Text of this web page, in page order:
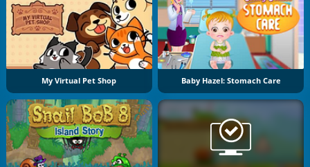
My Virtual Pet Shop Baby Hazel: Stomach Care